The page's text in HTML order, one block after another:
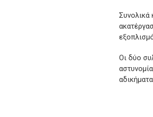
Συνολικά
Οι δύο